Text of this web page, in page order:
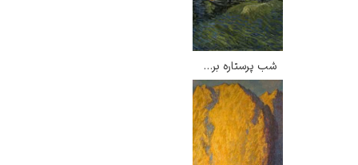
یوهانس فرمیر
پرفروش‌ترین
تابلوها شب پرستاره برفراز رود رن – ونسان ون گوگ